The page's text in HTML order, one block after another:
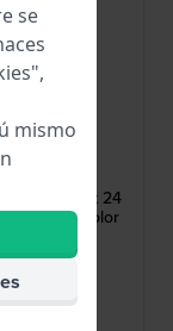
Diesel
24
de piel color
€
stock
se
mismo